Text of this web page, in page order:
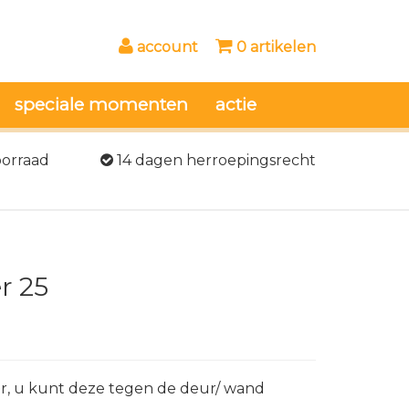
account 0 artikelen
speciale momenten actie
14 dagen herroepingsrecht
25
u kunt deze tegen de deur/ wand